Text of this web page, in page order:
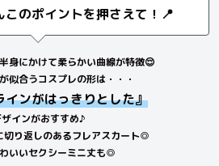
このポイントを押さえて！📍
身にかけて柔らかい曲線が特徴😌
似合うコスプレの形は・・・
インがはっきりとした』
ザインがおすすめ♪
切り返しのあるフレアスカート◎
わいいセクシーミニ丈も◎